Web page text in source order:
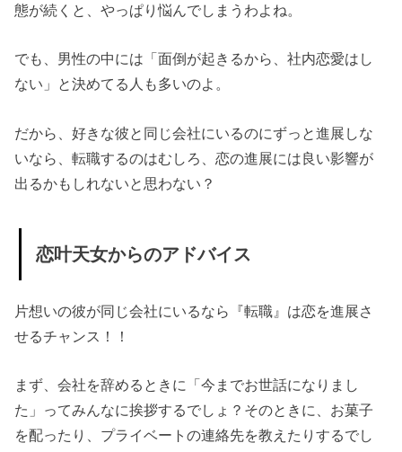
態が続くと、やっぱり悩んでしまうわよね。
でも、男性の中には「面倒が起きるから、社内恋愛はし
ない」と決めてる人も多いのよ。
だから、好きな彼と同じ会社にいるのにずっと進展しな
いなら、転職するのはむしろ、恋の進展には良い影響が
出るかもしれないと思わない？
恋叶天女からのアドバイス
片想いの彼が同じ会社にいるなら『転職』は恋を進展さ
せるチャンス！！
まず、会社を辞めるときに「今までお世話になりまし
た」ってみんなに挨拶するでしょ？そのときに、お菓子
を配ったり、プライベートの連絡先を教えたりするでし